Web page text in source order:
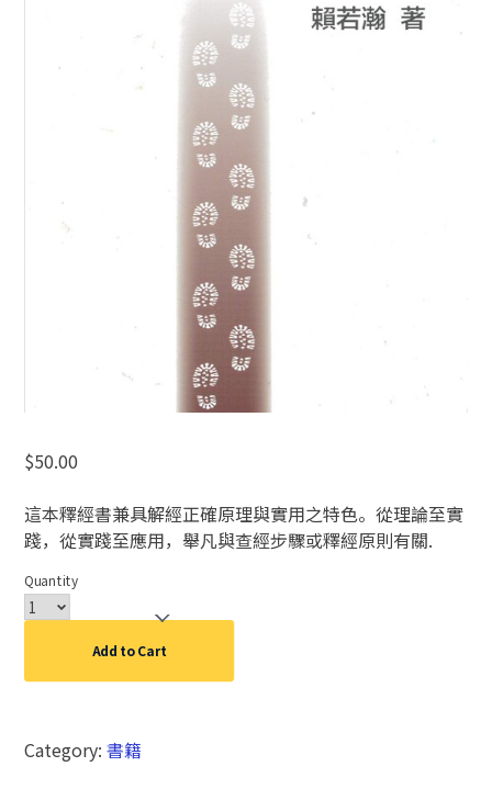
$50.00
這本釋經書兼具解經正確原理與實用之特色。從理論至實
踐，從實踐至應用，舉凡與查經步驟或釋經原則有關.
Quantity
Add to Cart
Category:書籍